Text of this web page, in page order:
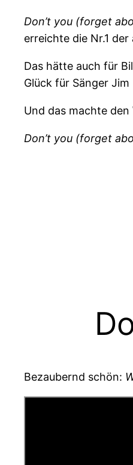
Don’t you (forget
erreichte die Nr.1
Das hätte auch für
Glück für Sänger
Und das machte
Don’t you (forget
Bezaubernd schön: